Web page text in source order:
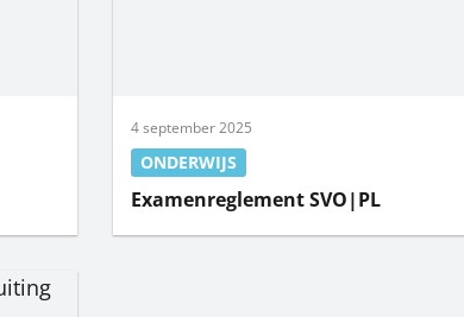
4 september 2025
ONDERWIJS
Examenreglement SVO|PL